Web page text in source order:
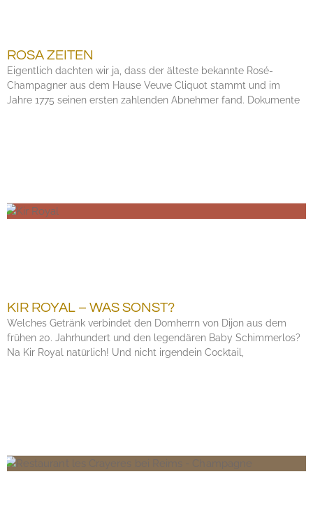
ROSA ZEITEN
Eigentlich dachten wir ja, dass der älteste bekannte Rosé-
Champagner aus dem Hause Veuve Cliquot stammt und im
Jahre 1775 seinen ersten zahlenden Abnehmer fand. Dokumente
KIR ROYAL – WAS SONST?
Welches Getränk verbindet den Domherrn von Dijon aus dem
frühen 20. Jahrhundert und den legendären Baby Schimmerlos?
Na Kir Royal natürlich! Und nicht irgendein Cocktail,